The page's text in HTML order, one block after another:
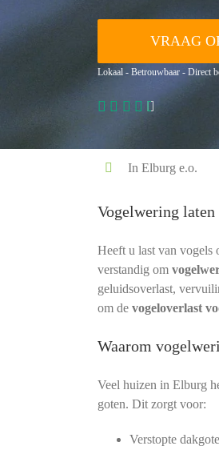
VRAAG
Lokaal - Betrouwbaar - Direct
In Elburg e.o.
Vogelwering laten
Heeft u last van vogels
verstandig om
geluidsoverlast,
om de vogeloverlast
Waarom
Veel huizen in Elburg
goten. Dit zorgt voor:
Verstopte